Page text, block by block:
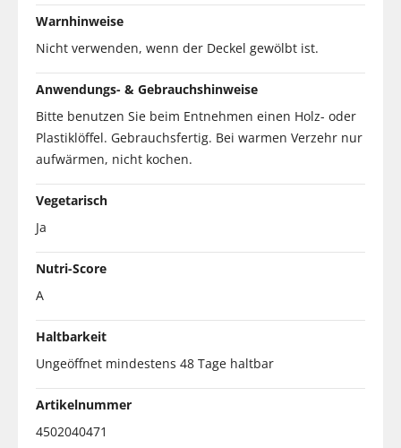
Warnhinweise
Nicht verwenden, wenn der Deckel gewölbt ist.
Anwendungs- & Gebrauchshinweise
Bitte benutzen Sie beim Entnehmen einen Holz- oder
Plastiklöffel. Gebrauchsfertig. Bei warmen Verzehr nur
aufwärmen, nicht kochen.
Vegetarisch
Ja
Nutri-Score
A
Haltbarkeit
Ungeöffnet mindestens 48 Tage haltbar
Artikelnummer
4502040471